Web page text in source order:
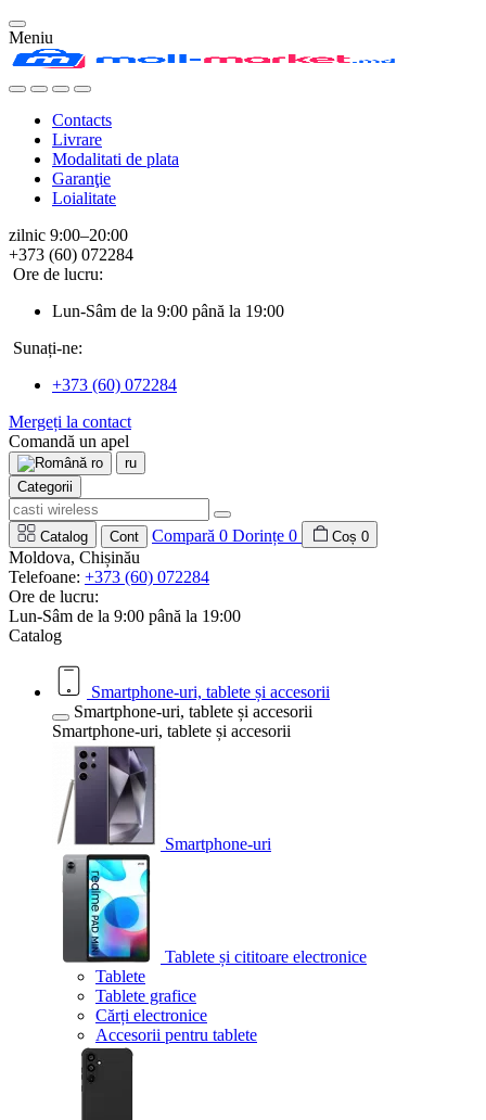
Meniu
Contacts
Livrare
Modalitati de plata
Garanţie
Loialitate
zilnic 9:00–20:00
+373 (60) 072284
Ore de lucru:
Lun-Sâm de la 9:00 până la 19:00
Sunați-ne:
+373 (60) 072284
Mergeți la contact
Comandă un apel
ro
ru
Categorii
Catalog Cont Compară 0 Dorințe 0 Coș 0
Moldova, Chișinău
Telefoane: +373 (60) 072284
Ore de lucru:
Lun-Sâm de la 9:00 până la 19:00
Catalog
Smartphone-uri, tablete și accesorii
Smartphone-uri, tablete și accesorii
Smartphone-uri, tablete și accesorii
Smartphone-uri
Tablete și cititoare electronice
Tablete
Tablete grafice
Cărți electronice
Accesorii pentru tablete